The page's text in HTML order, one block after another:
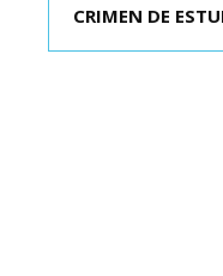
FIESTA